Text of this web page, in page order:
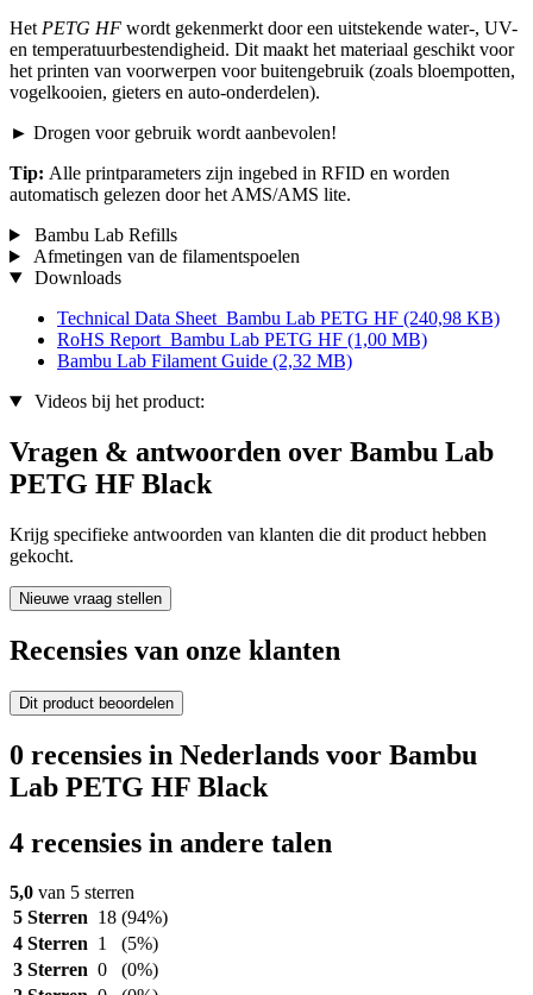
Het PETG HF wordt gekenmerkt door een uitstekende water-, UV-
en temperatuurbestendigheid. Dit maakt het materiaal geschikt voor
het printen van voorwerpen voor buitengebruik (zoals bloempotten,
vogelkooien, gieters en auto-onderdelen).
► Drogen voor gebruik wordt aanbevolen!
Tip: Alle printparameters zijn ingebed in RFID en worden
automatisch gelezen door het AMS/AMS lite.
Bambu Lab Refills
Afmetingen van de filamentspoelen
Downloads
Technical Data Sheet_Bambu Lab PETG HF (240,98 KB)
RoHS Report_Bambu Lab PETG HF (1,00 MB)
Bambu Lab Filament Guide (2,32 MB)
Videos bij het product:
Vragen & antwoorden over Bambu Lab
PETG HF Black
Krijg specifieke antwoorden van klanten die dit product hebben
gekocht.
Nieuwe vraag stellen
Recensies van onze klanten
Dit product beoordelen
0 recensies in Nederlands voor Bambu
Lab PETG HF Black
4 recensies in andere talen
5,0 van 5 sterren
5 Sterren 18 (94%)
4 Sterren 1
(5%)
3 Sterren 0
(0%)